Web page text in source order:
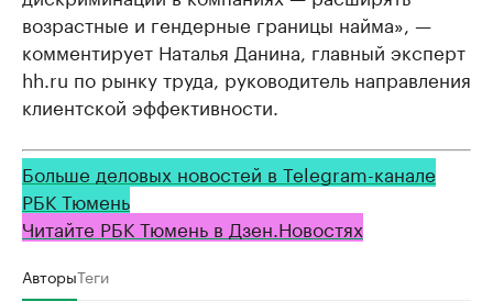
возрастные и гендерные границы найма», —
комментирует Наталья Данина, главный эксперт
hh.ru по рынку труда, руководитель направления
клиентской эффективности.
Больше деловых новостей в Telegram-канале
РБК Тюмень
Читайте РБК Тюмень в Дзен.Новостях
АвторыТеги